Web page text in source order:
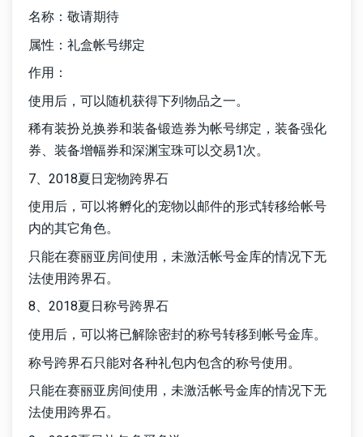
名称：敬请期待
属性：礼盒帐号绑定
作用：
使用后，可以随机获得下列物品之一。
稀有装扮兑换券和装备锻造券为帐号绑定，装备强化
券、装备增幅券和深渊宝珠可以交易1次。
7、2018夏日宠物跨界石
使用后，可以将孵化的宠物以邮件的形式转移给帐号
内的其它角色。
只能在赛丽亚房间使用，未激活帐号金库的情况下无
法使用跨界石。
8、2018夏日称号跨界石
使用后，可以将已解除密封的称号转移到帐号金库。
称号跨界石只能对各种礼包内包含的称号使用。
只能在赛丽亚房间使用，未激活帐号金库的情况下无
法使用跨界石。